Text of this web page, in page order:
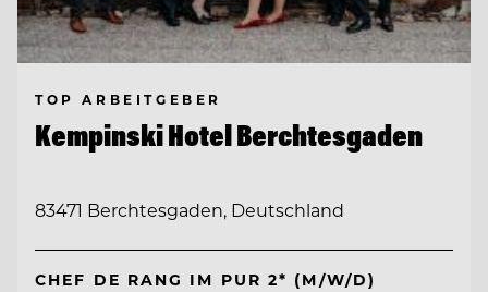
TOP ARBEITGEBER
Kempinski Hotel Berchtesgaden
83471 Berchtesgaden, Deutschland
CHEF DE RANG IM PUR 2* (M/W/D)